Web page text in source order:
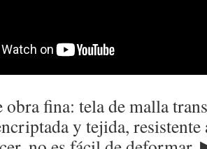
fina: tela de malla
y tejida,